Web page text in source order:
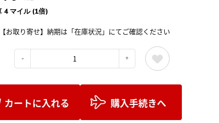
4 マイル (1倍)
お取り寄せ】納期は「在庫状況」にてご確認ください
カートに入れる 購入手続きへ